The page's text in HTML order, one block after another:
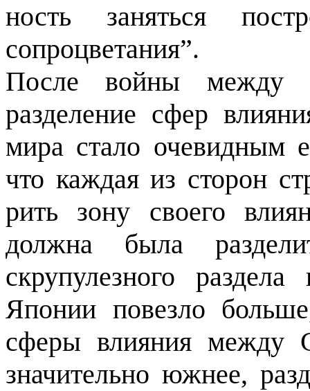
ность заняться
сопроцветания”.
После войны
разделение сфер
мира стало очевидным
что каждая из сторон
рить зону своего
должна была
скрупулезного
Японии повезло
сферы влияния
значи­тельно южнее,